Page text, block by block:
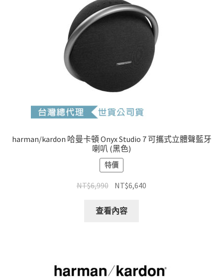
harman/kardon 哈曼卡頓 Onyx Studio 7 可攜式立體聲藍牙
喇叭 (黑色)
特價
NT$6,990 原
價
NT$6,640
查看內容